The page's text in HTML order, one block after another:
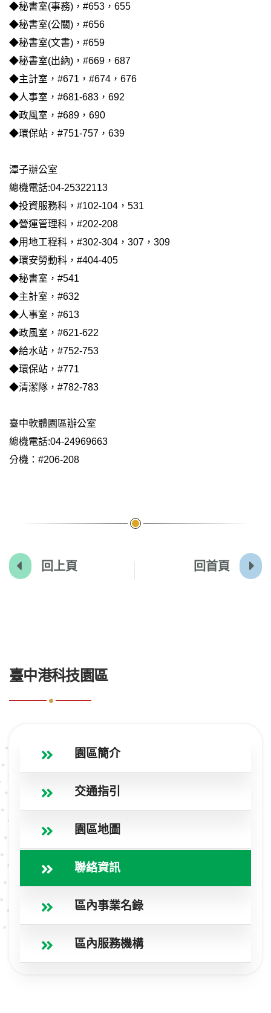
臺中港科技園區
園區簡介
交通指引
園區地圖
聯絡資訊
區內事業名錄
區內服務機構
◆秘書室(事務)，#653，655
◆秘書室(公關)，#656
◆秘書室(文書)，#659
◆秘書室(出納)，#669，687
◆主計室，#671，#674，676
◆人事室，#681-683，692
◆政風室，#689，690
◆環保站，#751-757，639
潭子辦公室
總機電話:04-25322113
◆投資服務科，#102-104，531
◆營運管理科，#202-208
◆用地工程科，#302-304，307，309
◆環安勞動科，#404-405
◆秘書室，#541
◆主計室，#632
◆人事室，#613
◆政風室，#621-622
◆給水站，#752-753
◆環保站，#771
◆清潔隊，#782-783
臺中軟體園區辦公室
總機電話:04-24969663
分機：#206-208
回上頁 回首頁